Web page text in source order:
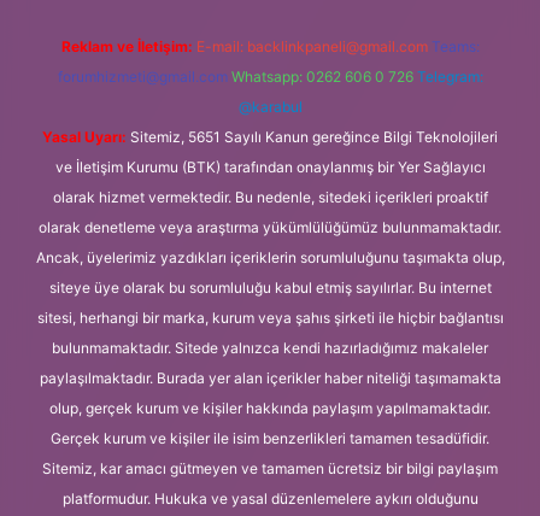
Reklam ve İletişim: E-mail: backlinkpaneli@gmail.com Teams:
forumhizmeti@gmail.com Whatsapp: 0262 606 0 726 Telegram:
@karabul
Yasal Uyarı: Sitemiz, 5651 Sayılı Kanun gereğince Bilgi Teknolojileri
ve İletişim Kurumu (BTK) tarafından onaylanmış bir Yer Sağlayıcı
olarak hizmet vermektedir. Bu nedenle, sitedeki içerikleri proaktif
olarak denetleme veya araştırma yükümlülüğümüz bulunmamaktadır.
Ancak, üyelerimiz yazdıkları içeriklerin sorumluluğunu taşımakta olup,
siteye üye olarak bu sorumluluğu kabul etmiş sayılırlar. Bu internet
sitesi, herhangi bir marka, kurum veya şahıs şirketi ile hiçbir bağlantısı
bulunmamaktadır. Sitede yalnızca kendi hazırladığımız makaleler
paylaşılmaktadır. Burada yer alan içerikler haber niteliği taşımamakta
olup, gerçek kurum ve kişiler hakkında paylaşım yapılmamaktadır.
Gerçek kurum ve kişiler ile isim benzerlikleri tamamen tesadüfidir.
Sitemiz, kar amacı gütmeyen ve tamamen ücretsiz bir bilgi paylaşım
platformudur. Hukuka ve yasal düzenlemelere aykırı olduğunu